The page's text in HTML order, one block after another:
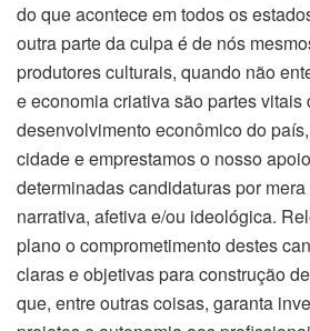
do que acontece em todos os
outra parte da culpa é de nós
produtores culturais, quando não
e economia criativa são partes vitais
desenvolvimento econômico do
cidade e emprestamos o nosso
determinadas candidaturas por
narrativa, afetiva e/ou ideológica.
plano o comprometimento destes
claras e objetivas para construção
que, entre outras coisas, garanta